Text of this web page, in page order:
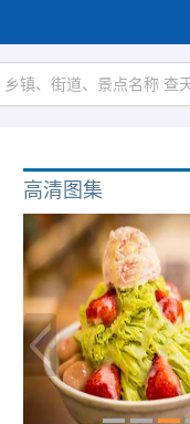
高清图集